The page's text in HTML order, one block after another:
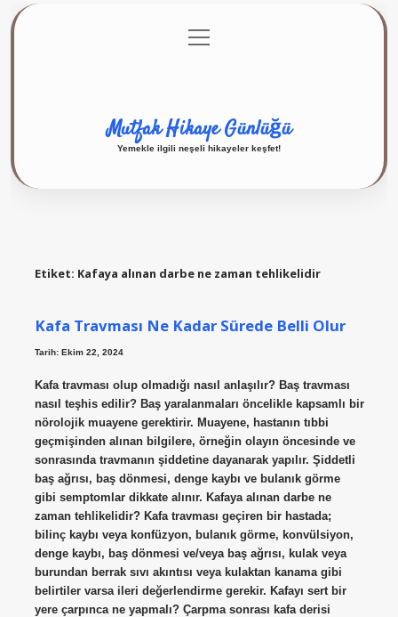
Gizlilik Politikası
menüyü
aç
Mutfak Hikaye Günlüğü
Yemekle ilgili neşeli hikayeler keşfet!
Etiket: Kafaya alınan darbe ne zaman tehlikelidir
Kafa Travması Ne Kadar Sürede Belli Olur
Tarih: Ekim 22, 2024
Kafa travması olup olmadığı nasıl anlaşılır? Baş travması
nasıl teşhis edilir? Baş yaralanmaları öncelikle kapsamlı bir
nörolojik muayene gerektirir. Muayene, hastanın tıbbi
geçmişinden alınan bilgilere, örneğin olayın öncesinde ve
sonrasında travmanın şiddetine dayanarak yapılır. Şiddetli
baş ağrısı, baş dönmesi, denge kaybı ve bulanık görme
gibi semptomlar dikkate alınır. Kafaya alınan darbe ne
zaman tehlikelidir? Kafa travması geçiren bir hastada;
bilinç kaybı veya konfüzyon, bulanık görme, konvülsiyon,
denge kaybı, baş dönmesi ve/veya baş ağrısı, kulak veya
burundan berrak sıvı akıntısı veya kulaktan kanama gibi
belirtiler varsa ileri değerlendirme gerekir. Kafayı sert bir
yere çarpınca ne yapmalı? Çarpma sonrası kafa derisi